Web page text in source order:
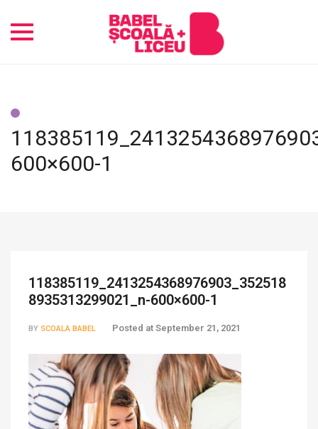
Toggle
600×600-1
118385119_2413254368976903_352518
8935313299021_n-600×600-1
BY SCOALA BABEL Posted at September 21, 2021